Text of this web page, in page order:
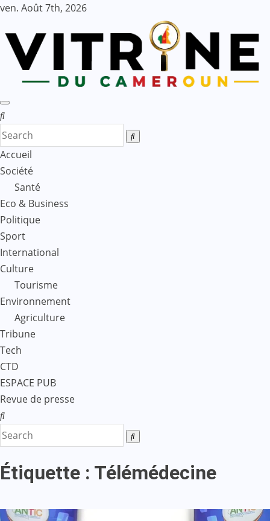
Skip
content
ven. Août 7th, 2026
Accueil
Société
Santé
Eco & Business
Politique
Sport
International
Culture
Tourisme
Environnement
Agriculture
Tribune
Tech
CTD
ESPACE PUB
Revue de presse
Étiquette : Télémédecine